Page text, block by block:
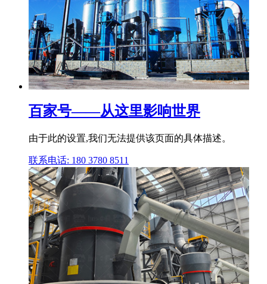
百家号——从这里影响世界
由于此的设置,我们无法提供该页面的具体描述。
联系电话: 180 3780 8511